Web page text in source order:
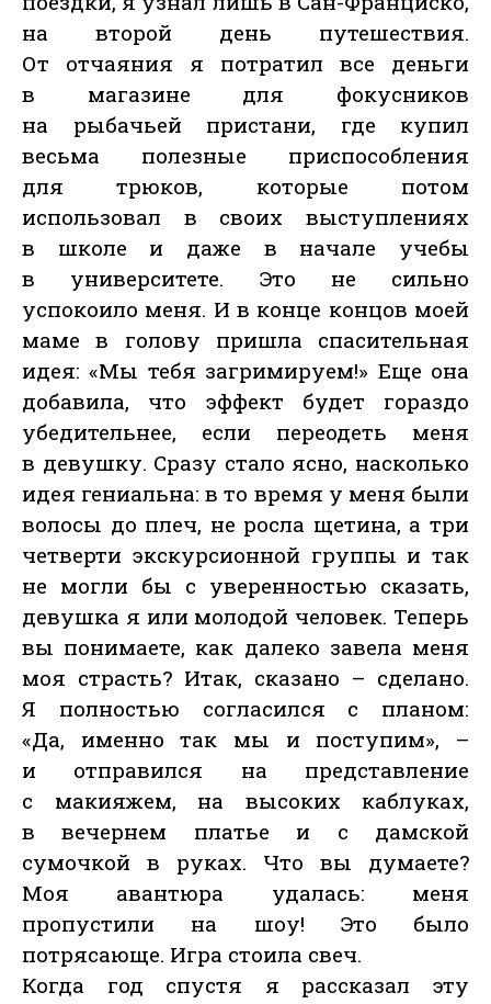
на второй день путешествия.
От отчаяния я потратил все деньги
в магазине для фокусников
на рыбачьей пристани, где купил
весьма полезные приспособления
для трюков, которые потом
использовал в своих выступлениях
в школе и даже в начале учебы
в университете. Это не сильно
успокоило меня. И в конце концов моей
маме в голову пришла спасительная
идея: «Мы тебя загримируем!» Еще она
добавила, что эффект будет гораздо
убедительнее, если переодеть меня
в девушку. Сразу стало ясно, насколько
идея гениальна: в то время у меня были
волосы до плеч, не росла щетина, а три
четверти экскурсионной группы и так
не могли бы с уверенностью сказать,
девушка я или молодой человек. Теперь
вы понимаете, как далеко завела меня
моя страсть? Итак, сказано – сделано.
Я полностью согласился с планом:
«Да, именно так мы и поступим», –
и отправился на представление
с макияжем, на высоких каблуках,
в вечернем платье и с дамской
сумочкой в руках. Что вы думаете?
Моя авантюра удалась: меня
пропустили на шоу! Это было
потрясающе. Игра стоила свеч.
Когда год спустя я рассказал эту